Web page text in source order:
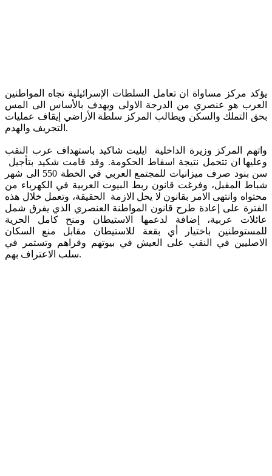
يؤكد مركز مساواة ان تعامل السلطات الإسرائيلية تجاه المواطنين
العرب هو عنصري من الدرجة الاولى ويهدف بالأساس الى المس
بحق التملك والسكن ويطالب المركز سلطة الأراضي إيقاف عمليات
التجريف والهدم.
واتهم المركز وزيرة الداخلية ايليت شاكيد باستهداف عرب النقب
وعليها ان تتحمل نتيجة اسقاط الحكومة. وقد قامت شكيد بتأجيل
سن بنود صرف ميزانيات للمجتمع العربي في الخطة 550 الى شهر
شباط المقبل، وفرغت قانون ربط البيوت العربية في الكهرباء من
محتواه وانتهى الامر بقانون لا يحل الازمة الحقيقة، وتعمل خلال هذه
الفترة على إعادة طرح قانون المواطنة العنصري الذي يفرق شمل
عائلات عربية، إضافة لدعمها الاستيطان ومنح كامل الحرية
للمستوطنين باختيار أي بقعة للاستيطان مقابل منع السكان
الاصليين في النقب على العيش في بيوتهم وقراهم وتستمر في
سلب الاعتراف بهم.